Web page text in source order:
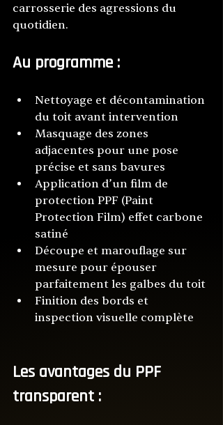
carrosserie des agressions du
quotidien.
Au programme :
Nettoyage et décontamination
du toit avant intervention
Masquage des zones
adjacentes pour une pose
précise et sans bavures
Application d’un film de
protection PPF (Paint
Protection Film) effet carbone
satiné
Découpe et marouflage sur
mesure pour épouser
parfaitement les galbes du toit
Finition des bords et
inspection visuelle complète
Les avantages du PPF
transparent :